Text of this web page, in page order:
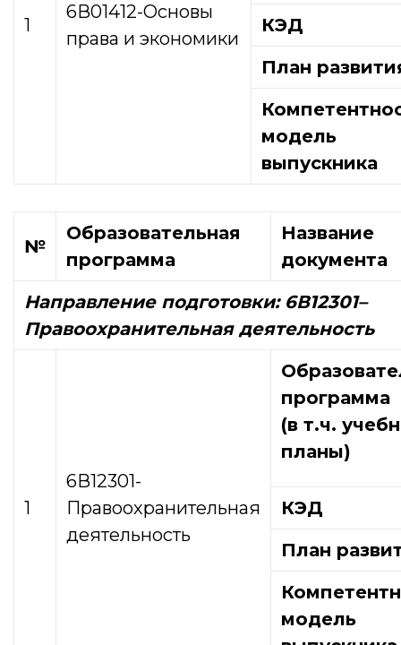
1
6В01412-Основы
права и экономики
КЭД
План
модель
выпускника
№
Образовательная
программа
Название
документа
Направление подготовки: 6В12301–
Правоохранительная деятельность
1
6В12301-
Правоохранительная
деятельность
программа
(в т.ч.
планы)
КЭД
План
модель